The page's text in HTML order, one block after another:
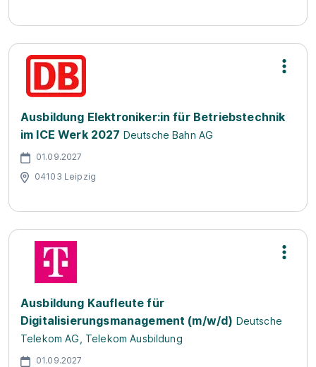
Ausbildung Elektroniker:in für Betriebstechnik
im ICE Werk 2027 Deutsche Bahn AG
01.09.2027
04103 Leipzig
Ausbildung Kaufleute für
Digitalisierungsmanagement (m/w/d) Deutsche
Telekom AG, Telekom Ausbildung
01.09.2027